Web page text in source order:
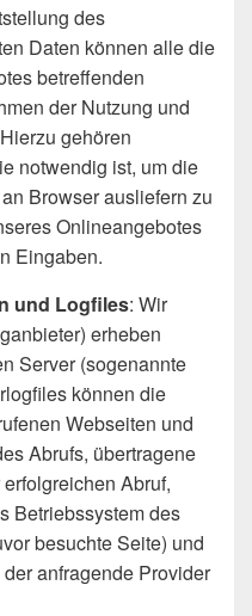
des
Daten können alle die
betreffenden
der Nutzung und
gehören
notwendig ist, um die
Browser ausliefern zu
Onlineangebotes
Eingaben.
und Logfiles: Wir
erheben
Server (sogenannte
können die
Webseiten und
Abrufs, übertragene
Abruf,
Betriebssystem des
besuchte Seite) und
anfragende Provider